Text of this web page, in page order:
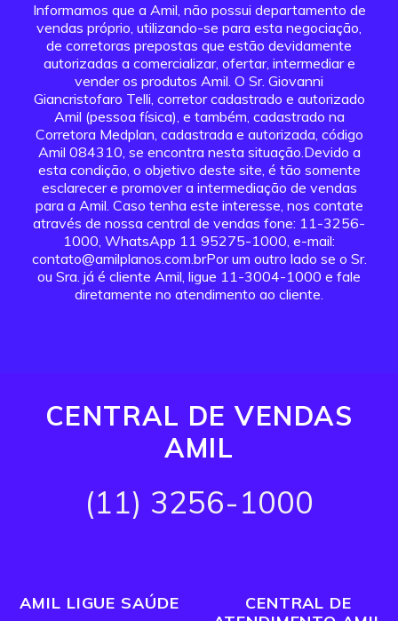
Informamos que a Amil, não possui departamento de
vendas próprio, utilizando-se para esta negociação,
de corretoras prepostas que estão devidamente
autorizadas a comercializar, ofertar, intermediar e
vender os produtos Amil. O Sr. Giovanni
Giancristofaro Telli, corretor cadastrado e autorizado
Amil (pessoa física), e também, cadastrado na
Corretora Medplan, cadastrada e autorizada, código
Amil 084310, se encontra nesta situação.Devido a
esta condição, o objetivo deste site, é tão somente
esclarecer e promover a intermediação de vendas
para a Amil. Caso tenha este interesse, nos contate
através de nossa central de vendas fone: 11-3256-
1000, WhatsApp 11 95275-1000, e-mail:
contato@amilplanos.com.brPor um outro lado se o Sr.
ou Sra. já é cliente Amil, ligue 11-3004-1000 e fale
diretamente no atendimento ao cliente.
CENTRAL DE VENDAS
AMIL
(11) 3256-1000
AMIL LIGUE SAÚDE
CENTRAL DE